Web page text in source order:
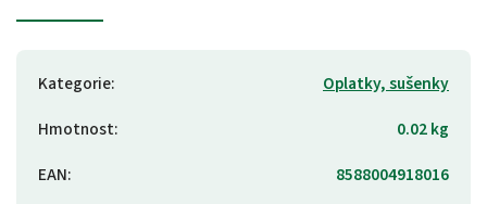
Kategorie:
Oplatky, sušenky
Hmotnost:
0.02 kg
EAN:
8588004918016